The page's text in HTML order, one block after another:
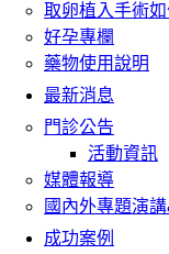
取卵植入手術
好孕專欄
藥物使用說明
最新消息
門診公告
活動資訊
媒體報導
國內外專題演
成功案例